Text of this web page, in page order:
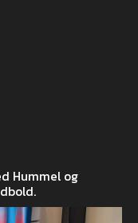
Hummel og